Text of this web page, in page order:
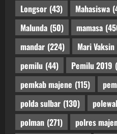
Longsor (43) Mahasiswa
Malunda (50) mamasa
mandar (224) Mari Vaksin
pemilu (44) Pemilu 2019
pemkab majene (115)
polda sulbar (130)
polman (271) polres